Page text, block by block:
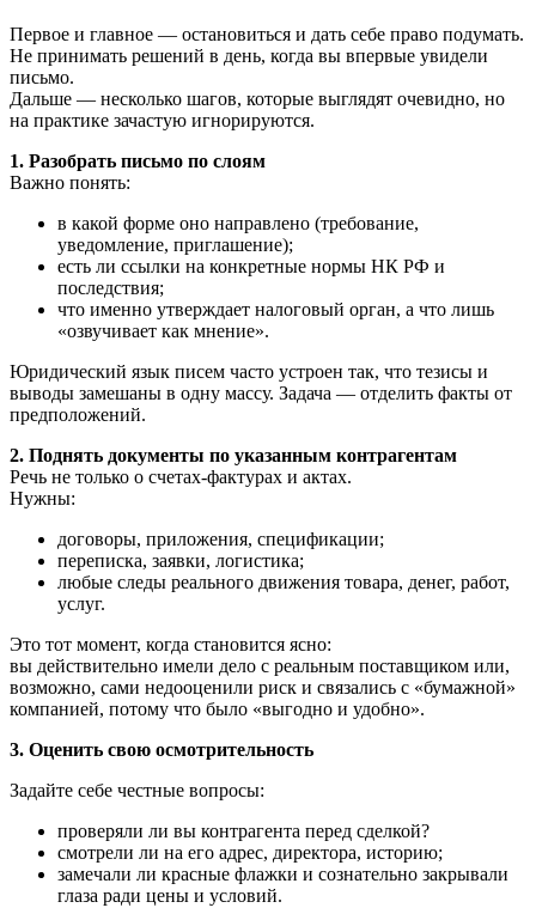
Первое и главное — остановиться и дать себе право подумать.
Не принимать решений в день, когда вы впервые увидели
письмо.
Дальше — несколько шагов, которые выглядят очевидно, но
на практике зачастую игнорируются.
1. Разобрать письмо по слоям
Важно понять:
в какой форме оно направлено (требование,
уведомление, приглашение);
есть ли ссылки на конкретные нормы НК РФ и
последствия;
что именно утверждает налоговый орган, а что лишь
«озвучивает как мнение».
Юридический язык писем часто устроен так, что тезисы и
выводы замешаны в одну массу. Задача — отделить факты от
предположений.
2. Поднять документы по указанным контрагентам
Речь не только о счетах‑фактурах и актах.
Нужны:
договоры, приложения, спецификации;
переписка, заявки, логистика;
любые следы реального движения товара, денег, работ,
услуг.
Это тот момент, когда становится ясно:
вы действительно имели дело с реальным поставщиком или,
возможно, сами недооценили риск и связались с «бумажной»
компанией, потому что было «выгодно и удобно».
3. Оценить свою осмотрительность
Задайте себе честные вопросы:
проверяли ли вы контрагента перед сделкой?
смотрели ли на его адрес, директора, историю;
замечали ли красные флажки и сознательно закрывали
глаза ради цены и условий.